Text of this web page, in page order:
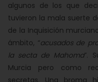
algunos de los que
tuvieron la mala suerte
de la Inquisición
ámbito, “acusados de
la secta de Mahoma”.
Murcia pero como
secretas. Una broma